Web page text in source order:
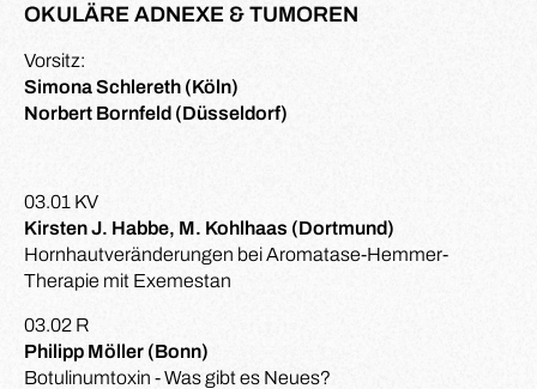
OKULÄRE ADNEXE & TUMOREN
Vorsitz:
Simona Schlereth (Köln)
Norbert Bornfeld (Düsseldorf)
03.01 KV
Kirsten J. Habbe, M. Kohlhaas (Dortmund)
Hornhautveränderungen bei Aromatase-Hemmer-
Therapie mit Exemestan
03.02 R
Philipp Möller (Bonn)
Botulinumtoxin - Was gibt es Neues?